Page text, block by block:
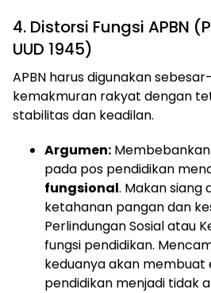
​4. Distorsi Fungsi APBN
UUD 1945)
​APBN harus digunakan
kemakmuran rakyat dengan
stabilitas dan keadilan.
Argumen:
pada pos pendidikan
fungsional. Makan siang
ketahanan pangan dan
Perlindungan Sosial atau
fungsi pendidikan.
keduanya akan membuat
pendidikan menjadi tidak